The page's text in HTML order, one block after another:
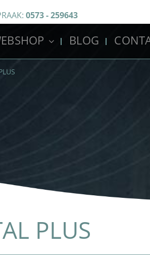
0573 - 259643
BLOG
PLUS